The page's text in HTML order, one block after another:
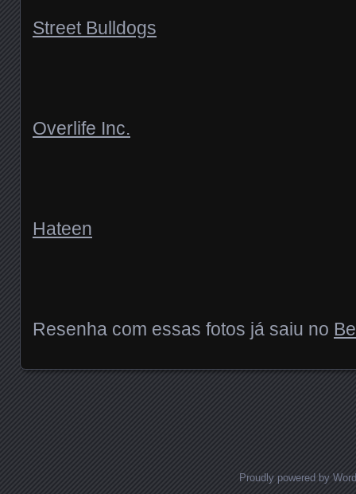
Street Bulldogs
Overlife Inc.
Hateen
Resenha com essas fotos já saiu no
Proudly powered by